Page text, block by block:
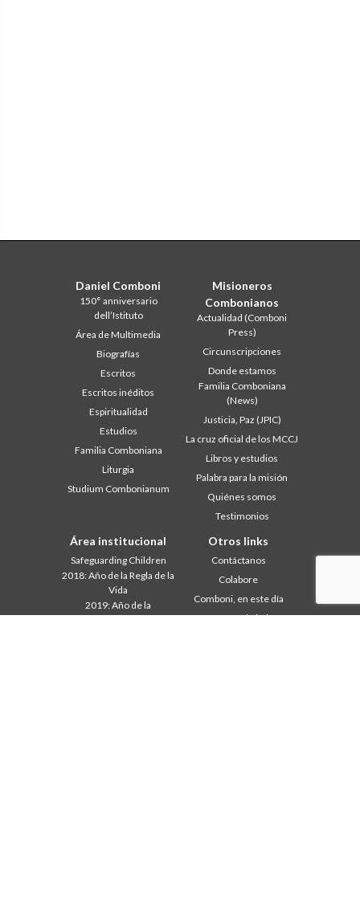
Daniel Comboni
150° anniversario
dell’Istituto
Área de Multimedia
Biografías
Escritos
Escritos inéditos
Espiritualidad
Estudios
Familia Comboniana
Liturgia
Studium Combonianum
Misioneros
Combonianos
Actualidad (Comboni
Press)
Circunscripciones
Donde estamos
Familia Comboniana
(News)
Justicia, Paz (JPIC)
La cruz oficial de los MCCJ
Libros y estudios
Palabra para la misión
Quiénes somos
Testimonios
Área institucional
Safeguarding Children
2018: Año de la Regla de la
Vida
2019: Año de la
Otros links
Contáctanos
Colabore
Comboni, en este día
In pace Christi